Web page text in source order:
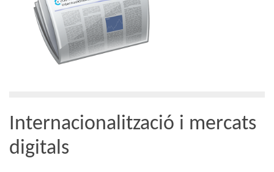
Internacionalització i mercats
digitals